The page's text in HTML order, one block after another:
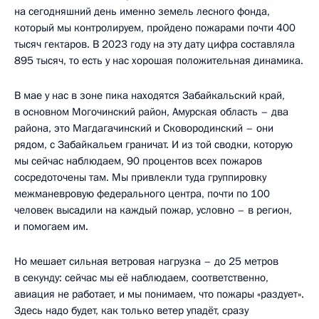
на сегодняшний день именно земель лесного фонда,
который мы контролируем, пройдено пожарами почти 400
тысяч гектаров. В 2023 году на эту дату цифра составляла
895 тысяч, то есть у нас хорошая положительная динамика.
В мае у нас в зоне пика находятся Забайкальский край,
в основном Могочинский район, Амурская область – два
района, это Магдагачинский и Сковородинский – они
рядом, с Забайкальем граничат. И из той сводки, которую
мы сейчас наблюдаем, 90 процентов всех пожаров
сосредоточены там. Мы привлекли туда группировку
межманевровую федерального центра, почти по 100
человек высадили на каждый пожар, условно – в регион,
и помогаем им.
Но мешает сильная ветровая нагрузка – до 25 метров
в секунду: сейчас мы её наблюдаем, соответственно,
авиация не работает, и мы понимаем, что пожары «раздует».
Здесь надо будет, как только ветер упадёт, сразу